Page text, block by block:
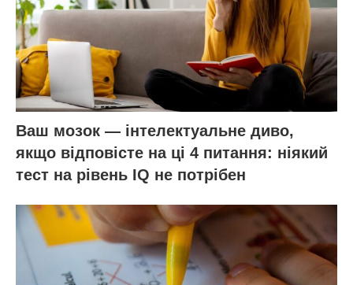
Ваш мозок — інтелектуальне диво,
якщо відповісте на ці 4 питання: ніякий
тест на рівень IQ не потрібен